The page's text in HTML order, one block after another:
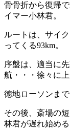
骨骨折から復帰
イマー小林君。
ルートは、サイ
ってくる93km。
序盤は、適当に
航・・・徐々に
徳地ローソンまで
その後、斎場の
林君が遅れ始める